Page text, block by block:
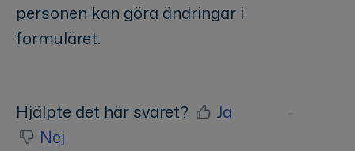
personen kan göra ändringar i
formuläret.
Hjälpte det här svaret?
Ja
Nej